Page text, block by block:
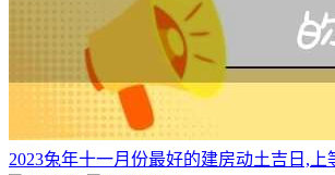
2023兔年十一月份最好的建房动土吉日,上